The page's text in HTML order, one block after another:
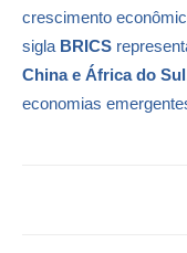
crescimento
sigla BRICS
China e África do Sul
economias